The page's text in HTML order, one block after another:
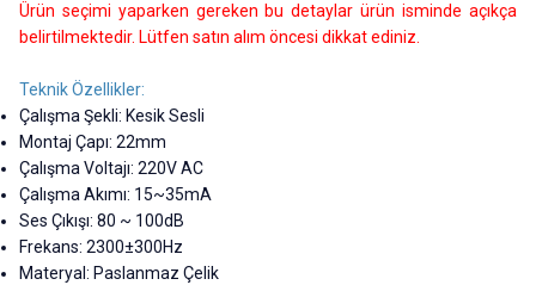
Ürün seçimi yaparken gereken bu detaylar ürün isminde açıkça
belirtilmektedir. Lütfen satın alım öncesi dikkat ediniz.
Teknik Özellikler:
Çalışma Şekli: Kesik Sesli
Montaj Çapı: 22mm
Çalışma Voltajı: 220V AC
Çalışma Akımı: 15~35mA
Ses Çıkışı: 80 ~ 100dB
Frekans: 2300±300Hz
Materyal: Paslanmaz Çelik